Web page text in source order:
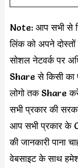
Note: आप सभी से
लिंक को अपने
सोशल नेटवर्क पर
Share से किसी का
लोगो तक Share
सभी प्रकार की
आप सभी प्रकार
की जानकारी पाना
वेबसाइट के साथ